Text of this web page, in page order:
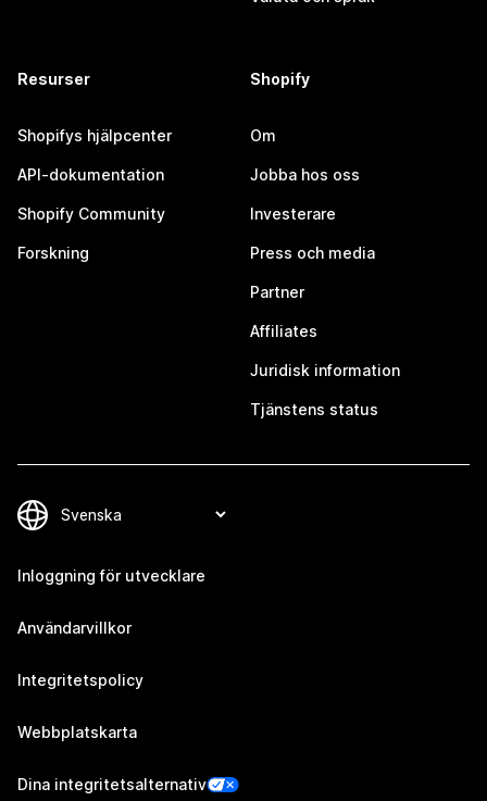
Resurser
Shopifys hjälpcenter
API-dokumentation
Shopify Community
Forskning
Shopify
Om
Jobba hos oss
Investerare
Press och media
Partner
Affiliates
Juridisk information
Tjänstens status
Inloggning för utvecklare
Användarvillkor
Integritetspolicy
Webbplatskarta
Dina integritetsalternativ